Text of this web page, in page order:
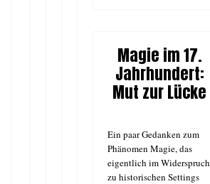
Magie im 17.
Jahrhundert:
Mut zur Lücke
Ein paar Gedanken zum
Phänomen Magie, das
eigentlich im Widerspruch
zu historischen Settings